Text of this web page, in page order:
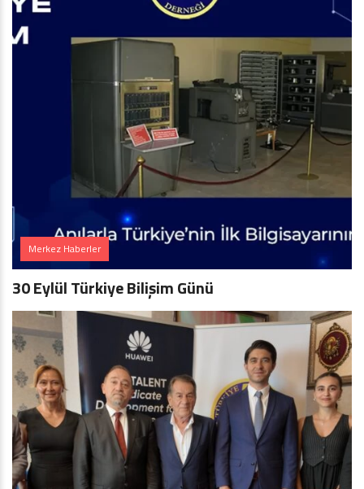
Merkez Haberler
30 Eylül Türkiye Bilişim Günü